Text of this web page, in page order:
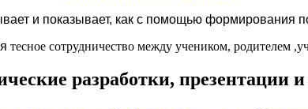
и показывает, как с помощью формирования
тесное сотрудничество между учеником, родителем
разработки, презентации